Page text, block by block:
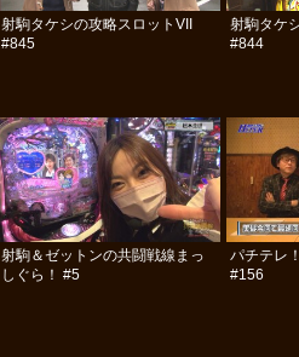
射駒タケシの攻略スロットVII
#845
射駒タケ
#844
射駒＆ゼットンの共闘戦線まっ
しぐら！ #5
パチテレ
#156